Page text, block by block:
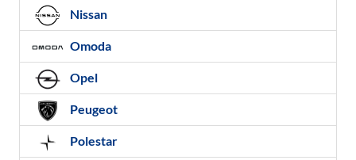
Nissan
Omoda
Opel
Peugeot
Polestar